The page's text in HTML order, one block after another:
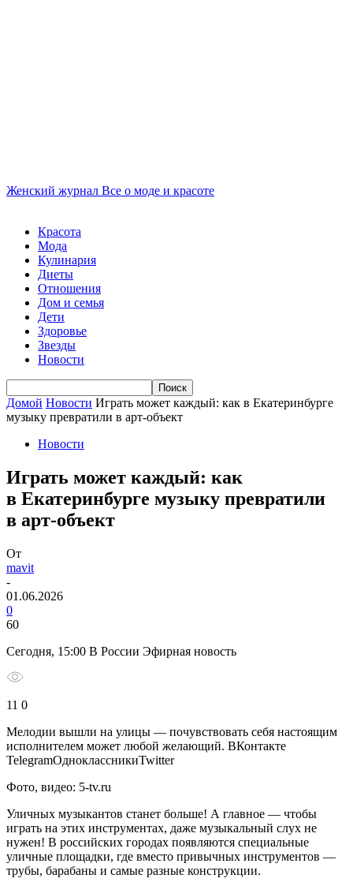
Женский журнал Все о моде и красоте
Красота
Мода
Кулинария
Диеты
Отношения
Дом и семья
Дети
Здоровье
Звезды
Новости
Домой Новости Играть может каждый: как в Екатеринбурге
музыку превратили в арт-объект
Новости
Играть может каждый: как
в Екатеринбурге музыку превратили
в арт-объект
От
mavit
-
01.06.2026
0
60
Сегодня, 15:00 В России Эфирная новость
11 0
Мелодии вышли на улицы — почувствовать себя настоящим
исполнителем может любой желающий. ВКонтакте
TelegramОдноклассникиTwitter
Фото, видео: 5-tv.ru
Уличных музыкантов станет больше! А главное — чтобы
играть на этих инструментах, даже музыкальный слух не
нужен! В российских городах появляются специальные
уличные площадки, где вместо привычных инструментов —
трубы, барабаны и самые разные конструкции.